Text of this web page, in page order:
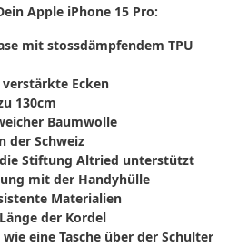
Apple iPhone 15 Pro:
mit stossdämpfendem TPU
Ecken
130cm
Baumwolle
der Schweiz
Stiftung Altried unterstützt
mit der Handyhülle
Materialien
der Kordel
eine Tasche über der Schulter